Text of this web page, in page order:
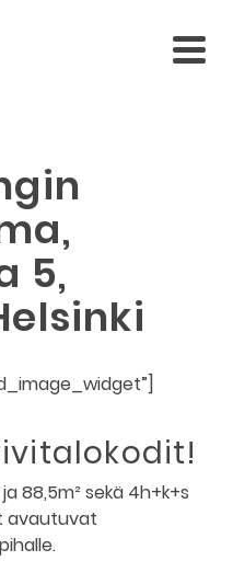
5,
88,5m² sekä 4h+k+s
avautuvat